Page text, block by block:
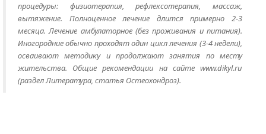
процедуры: физиотерапия, рефлексотерапия, массаж,
вытяжение. Полноценное лечение длится примерно 2-3
месяца. Лечение амбулаторное (без проживания и питания).
Иногородние обычно проходят один цикл лечения (3-4 недели),
осваивают методику и продолжают занятия по месту
жительства. Общие рекомендации на сайте www.dikyl.ru
(раздел Литература, статья Остеохондроз).